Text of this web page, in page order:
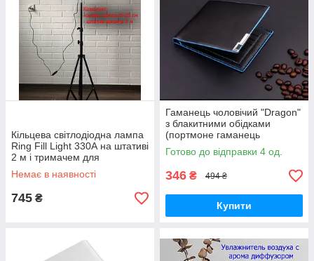
Кільцева світлодіодна лампа
Ring Fill Light 330А на штативі
2 м і тримачем для
телефона, селфі-кільце 26
см
Немає в наявності
745 ₴
Гаманець чоловічий "Dragon"
з блакитними обідками
(портмоне гаманець
візитниця)
Готово до відправки 4 од.
346 ₴ 494 ₴
Купити